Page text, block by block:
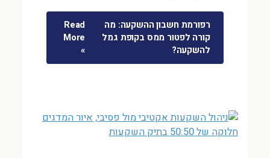
רפורמת חשבון ההשקעה: מה
קורה לפטור ממס בקופת גמל
להשקעה?
Read
More
»